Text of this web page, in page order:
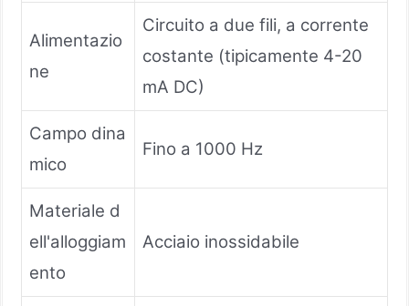
Alimentazio
ne
Circuito a due fili, a corrente
costante (tipicamente 4-20
mA DC)
Campo dina
mico
Fino a 1000 Hz
Materiale d
ell'alloggiam
ento
Acciaio inossidabile